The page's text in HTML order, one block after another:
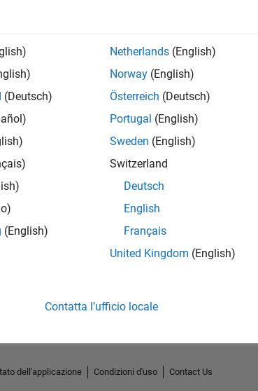
(Deutsch)
(English)
Netherlands (English)
Norway (English)
Österreich (Deutsch)
Portugal (English)
Sweden (English)
Switzerland
Deutsch
English
Français
United Kingdom (English)
Contatta l’ufficio locale
dell'applicazione Condizioni d'uso
Contact Us